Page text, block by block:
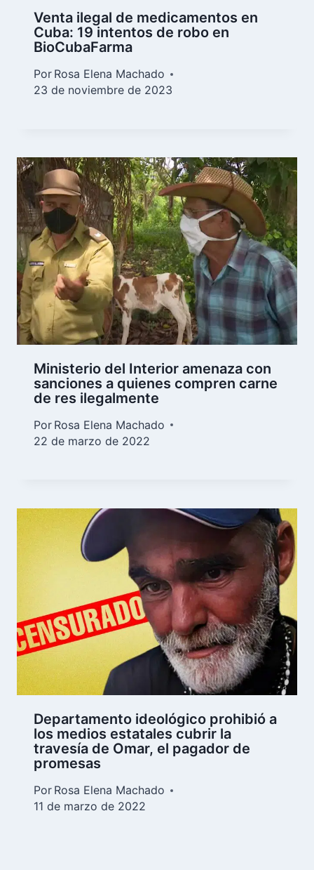
Venta ilegal de medicamentos en
Cuba: 19 intentos de robo en
BioCubaFarma
Por Rosa Elena Machado
23 de noviembre de 2023
Ministerio del Interior amenaza con
sanciones a quienes compren carne
de res ilegalmente
Por Rosa Elena Machado
22 de marzo de 2022
Departamento ideológico prohibió a
los medios estatales cubrir la
travesía de Omar, el pagador de
promesas
Por Rosa Elena Machado
11 de marzo de 2022